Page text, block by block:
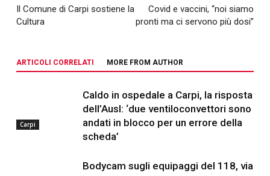
Il Comune di Carpi sostiene la
Cultura
Covid e vaccini, “noi siamo
pronti ma ci servono più dosi”
ARTICOLI CORRELATI MORE FROM AUTHOR
Carpi
Caldo in ospedale a Carpi, la risposta
dell’Ausl: ‘due ventiloconvettori sono
andati in blocco per un errore della
scheda’
Bodycam sugli equipaggi del 118, via